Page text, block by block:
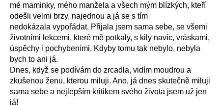
mé maminky, mého manžela a všech mým blízkých, kteří
odešli velmi brzy, najednou a já se s tím
nedokázala vypořádat. Přijala jsem sama sebe, se všemi
životními lekcemi, které mě potkaly, s kily navíc, vráskami,
úspěchy i pochybeními. Kdyby tomu tak nebylo, nebyla
bych to ani já.
Dnes, když se podívám do zrcadla, vidím moudrou a
zkušenou ženu, kterou miluji. Ano, já dnes skutečně miluji
sama sebe a nejlepším kritikem svého života jsem už jen
já!